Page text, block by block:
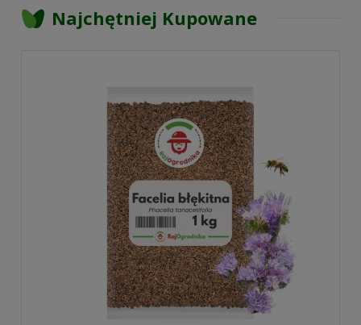
Najchętniej Kupowane